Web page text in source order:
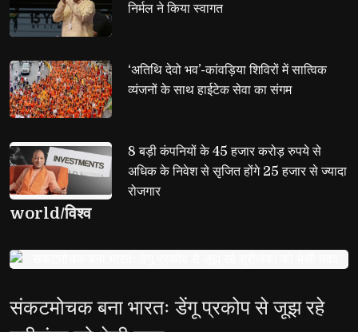
निर्मल ने किया स्वागत
‘अतिथि देवो भव’-कांवड़िया शिविरों में सात्विक
व्यंजनों के साथ हाईटेक सेवा का संगम
8 बड़ी कंपनियों के 45 हजार करोड़ रुपये से
अधिक के निवेश से सृजित होंगे 25 हजार से ज्यादा
रोजगार
world/विश्व
संकटमोचक बना भारतः डेंगू प्रकोप से जूझ रहे